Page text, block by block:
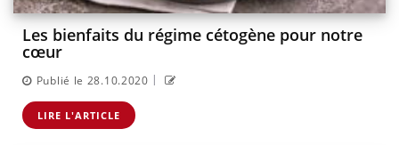
Les bienfaits du régime cétogène pour notre
cœur
Publié le 28.10.2020 |
LIRE L'ARTICLE